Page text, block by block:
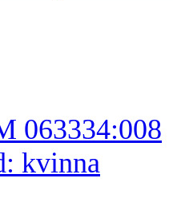
063334:008
kvinna